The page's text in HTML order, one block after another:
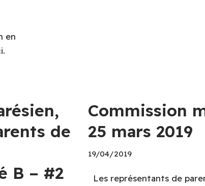
en
de
B – #2
Commission
25 mars 2019
19/04/2019
Les représentants de